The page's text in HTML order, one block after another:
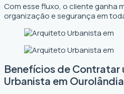
Com esse fluxo, o cliente ganha
organização e segurança em
Benefícios de
Urbanista em